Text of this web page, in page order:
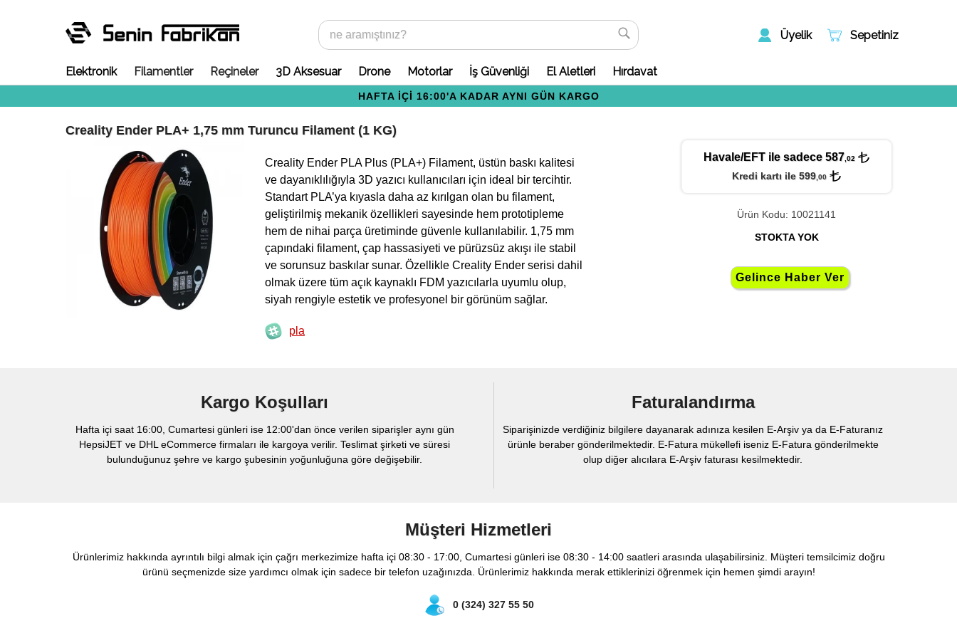
Elektronik Filamentler Reçineler 3D Aksesuar Drone Motorlar İş Güvenliği El Aletleri Hırdavat
Üyelik Sepetiniz
HAFTA İÇİ 16:00'A KADAR AYNI GÜN KARGO
Creality Ender PLA+ 1,75 mm Turuncu Filament (1 KG)
Creality Ender PLA Plus (PLA+) Filament, üstün baskı kalitesi
ve dayanıklılığıyla 3D yazıcı kullanıcıları için ideal bir tercihtir.
Standart PLA’ya kıyasla daha az kırılgan olan bu filament,
geliştirilmiş mekanik özellikleri sayesinde hem prototipleme
hem de nihai parça üretiminde güvenle kullanılabilir. 1,75 mm
çapındaki filament, çap hassasiyeti ve pürüzsüz akışı ile stabil
ve sorunsuz baskılar sunar. Özellikle Creality Ender serisi dahil
olmak üzere tüm açık kaynaklı FDM yazıcılarla uyumlu olup,
siyah rengiyle estetik ve profesyonel bir görünüm sağlar.
pla
Havale/EFT ile sadece 587 ,02
Kredi kartı ile 599 ,00
Ürün Kodu: 10021141
STOKTA YOK
Kargo Koşulları
Hafta içi saat 16:00, Cumartesi günleri ise 12:00'dan önce verilen siparişler aynı gün
HepsiJET ve DHL eCommerce firmaları ile kargoya verilir. Teslimat şirketi ve süresi
bulunduğunuz şehre ve kargo şubesinin yoğunluğuna göre değişebilir.
Faturalandırma
Siparişinizde verdiğiniz bilgilere dayanarak adınıza kesilen E-Arşiv ya da E-Faturanız
ürünle beraber gönderilmektedir. E-Fatura mükellefi iseniz E-Fatura gönderilmekte
olup diğer alıcılara E-Arşiv faturası kesilmektedir.
Müşteri Hizmetleri
Ürünlerimiz hakkında ayrıntılı bilgi almak için çağrı merkezimize hafta içi 08:30 - 17:00, Cumartesi günleri ise 08:30 - 14:00 saatleri arasında ulaşabilirsiniz. Müşteri temsilcimiz doğru
ürünü seçmenizde size yardımcı olmak için sadece bir telefon uzağınızda. Ürünlerimiz hakkında merak ettiklerinizi öğrenmek için hemen şimdi arayın!
0 (324) 327 55 50